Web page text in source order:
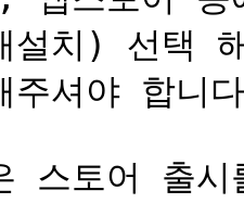
설치) 선택
주셔야 합니
스토어 출